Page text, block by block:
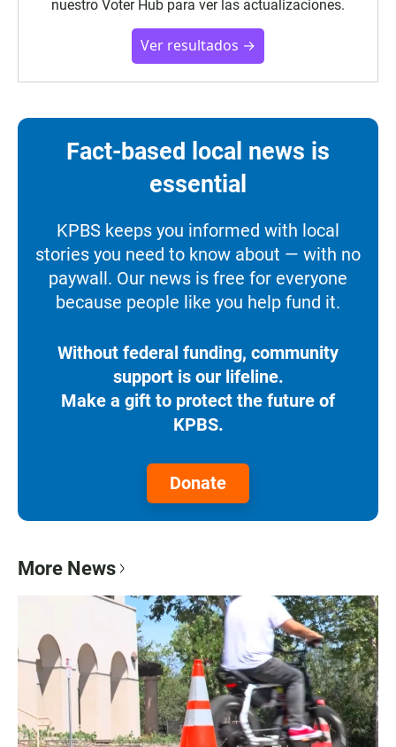
nuestro Voter Hub para ver las actualizaciones.
Ver resultados →
Fact-based local news is
essential
KPBS keeps you informed with local
stories you need to know about — with no
paywall. Our news is free for everyone
because people like you help fund it.
Without federal funding, community
support is our lifeline.
Make a gift to protect the future of
KPBS.
Donate
More News